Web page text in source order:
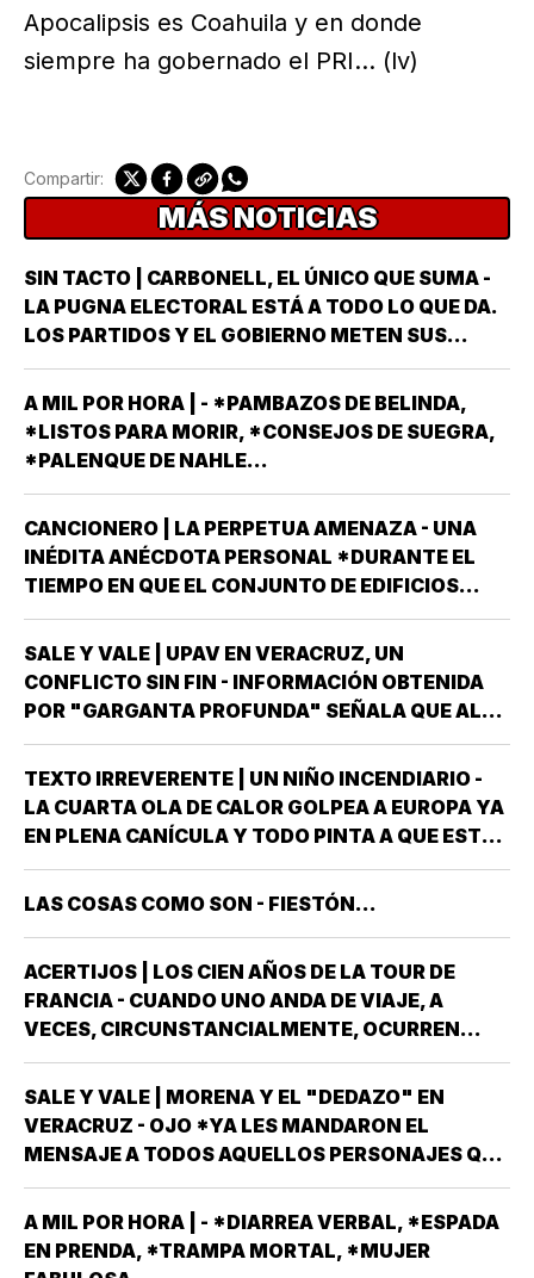
Apocalipsis es Coahuila y en donde
siempre ha gobernado el PRI… (lv)
Compartir:
MÁS NOTICIAS
SIN TACTO | CARBONELL, EL ÚNICO QUE SUMA -
LA PUGNA ELECTORAL ESTÁ A TODO LO QUE DA.
LOS PARTIDOS Y EL GOBIERNO METEN SUS
ARMAS MÁS AFILADAS CON LA VISTA PUESTA EN
LA JORNADA DEL DOMINGO 6 DE JUNIO DEL AÑO
ENTRANTE *EL PROCESO ELECTORAL PARA
ELEGIR…
A MIL POR HORA | - *PAMBAZOS DE BELINDA,
*LISTOS PARA MORIR, *CONSEJOS DE SUEGRA,
*PALENQUE DE NAHLE...
CANCIONERO | LA PERPETUA AMENAZA - UNA
INÉDITA ANÉCDOTA PERSONAL *DURANTE EL
TIEMPO EN QUE EL CONJUNTO DE EDIFICIOS
LLAMADO LOS PINOS FUE RESIDENCIA OFICIAL
DEL PRESIDENTE DE MÉXICO, ESTUVE AHÍ
SOLAMENTE CUATRO VECES, TRES DE ELLAS EN
CALIDAD DE…
SALE Y VALE | UPAV EN VERACRUZ, UN
CONFLICTO SIN FIN - INFORMACIÓN OBTENIDA
POR "GARGANTA PROFUNDA" SEÑALA QUE AL
GOBIERNO DEL ESTADO *ESTÁ A PUNTO DE
"REVENTARLE" EL TEMA DE LA UNIVERSIDAD
POPULAR AUTÓNOMA DE VERACRUZ (UPAV) EN
LAS MANOS *Y NO ES…
TEXTO IRREVERENTE | UN NIÑO INCENDIARIO -
LA CUARTA OLA DE CALOR GOLPEA A EUROPA YA
EN PLENA CANÍCULA Y TODO PINTA A QUE ESTE
2026 SE UBICARÁ COMO EL PEOR DE LA HISTORIA
EN CUANTO A GOLPES CLIMÁTICOS *UNA OLA
LAS COSAS COMO SON - FIESTÓN...
ACERTIJOS | LOS CIEN AÑOS DE LA TOUR DE
FRANCIA - CUANDO UNO ANDA DE VIAJE, A
VECES, CIRCUNSTANCIALMENTE, OCURREN
COSAS QUE NO LLEVABAS PLANEADA *ME HAN
OCURRIDO ALGUNAS OCASIONES *AHORA
REMEMORO ESTA PORQUE TENEMOS A UN
MEXICANO EN EL TOP TEN DE…
SALE Y VALE | MORENA Y EL "DEDAZO" EN
VERACRUZ - OJO *YA LES MANDARON EL
MENSAJE A TODOS AQUELLOS PERSONAJES QUE
ASPIRAN A SER CANDIDATOS A DIPUTADOS
LOCALES, EN ALGUNO DE LOS 30 DISTRITOS QUE
HAY EN VERACRUZ POR EL PARTIDO MORENA,
DESPUÉS QUE NO…
A MIL POR HORA | - *DIARREA VERBAL, *ESPADA
EN PRENDA, *TRAMPA MORTAL, *MUJER